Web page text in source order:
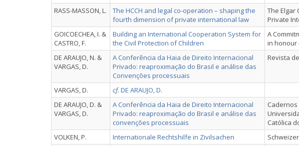
RASS-MASSON, L.
The HCCH and legal co-operation – shaping the
fourth dimension of private international law
The Elgar
Private
GOICOECHEA, I. &
CASTRO, F.
Building an International Cooperation System for
the Civil Protection of Children
A
in honour
DE ARAUJO, N. &
VARGAS, D.
A Conferência da Haia de Direito Internacional
Privado: reaproximação do Brasil e análise das
Convenções processuais
Revista
VARGAS, D. cf. DE ARAUJO, D.
DE ARAUJO, D. &
VARGAS, D.
A Conferência da Haia de Direito Internacional
Privado: reaproximação do Brasil e análise das
convenções processuais
Católica
VOLKEN, P. Internationale Rechtshilfe in Zivilsachen